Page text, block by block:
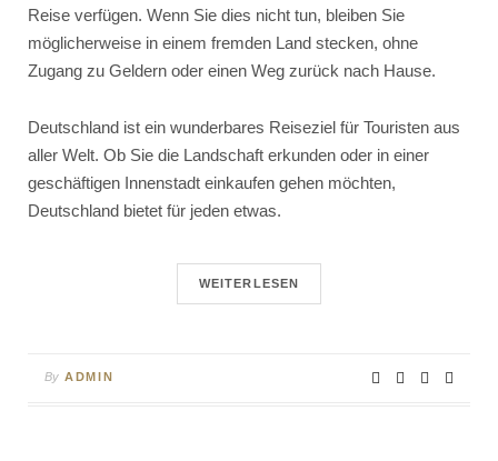
Reise verfügen. Wenn Sie dies nicht tun, bleiben Sie
möglicherweise in einem fremden Land stecken, ohne
Zugang zu Geldern oder einen Weg zurück nach Hause.
Deutschland ist ein wunderbares Reiseziel für Touristen aus
aller Welt. Ob Sie die Landschaft erkunden oder in einer
geschäftigen Innenstadt einkaufen gehen möchten,
Deutschland bietet für jeden etwas.
WEITERLESEN
By ADMIN